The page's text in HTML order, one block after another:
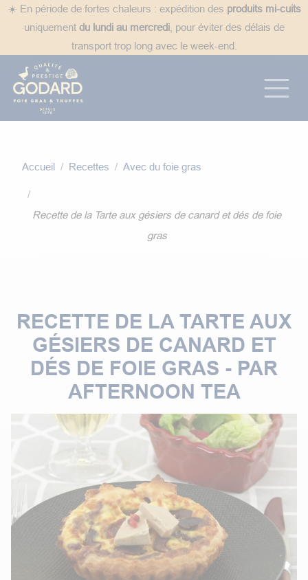
Se rendre au contenu
☀️ En période de fortes chaleurs : expédition des produits mi-cuits
uniquement du lundi au mercredi, pour éviter des délais de
transport trop long avec le week-end.
Accueil Recettes Avec du foie gras
Recette de la Tarte aux gésiers de canard et dés de foie
gras
RECETTE DE LA TARTE AUX
GÉSIERS DE CANARD ET
DÉS DE FOIE GRAS - PAR
AFTERNOON TEA